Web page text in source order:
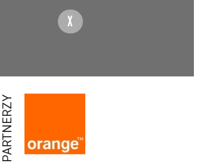
X
PARTNERZY